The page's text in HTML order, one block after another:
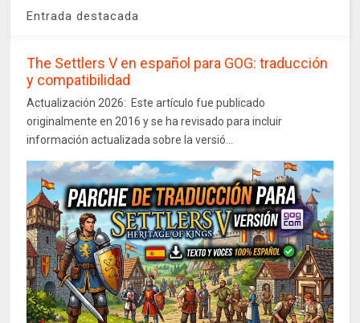
Entrada destacada
The Settlers V en español para GOG: traducción
y compatibilidad
Actualización 2026: Este artículo fue publicado
originalmente en 2016 y se ha revisado para incluir
información actualizada sobre la versió...